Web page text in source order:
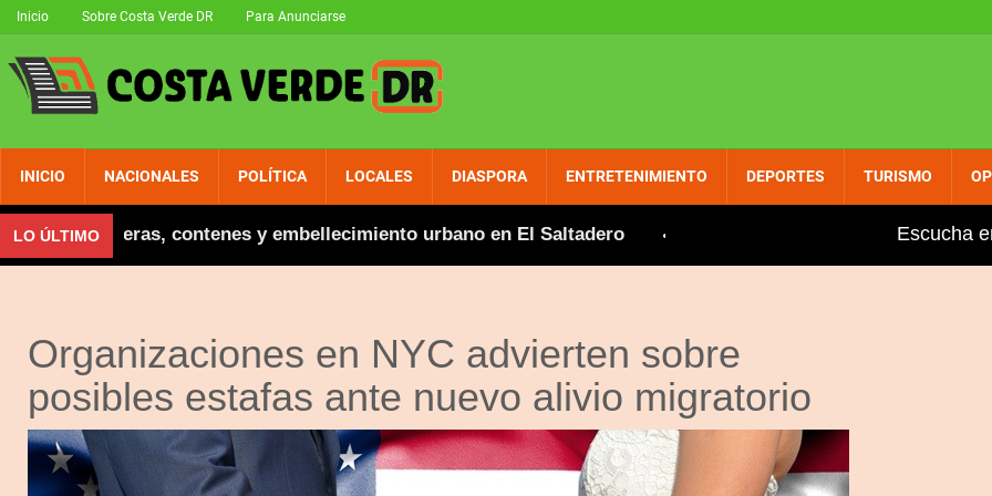
Inicio Sobre Costa Verde DR Para Anunciarse
INICIO NACIONALES POLÍTICA LOCALES DIASPORA ENTRETENIMIENTO DEPORTES TURISMO
LO ÚLTIMOaceras, contenes y embellecimiento urbano en El Saltadero Gobierno aumenta entre dos y tres
Escucha
Organizaciones en NYC advierten sobre
posibles estafas ante nuevo alivio migratorio